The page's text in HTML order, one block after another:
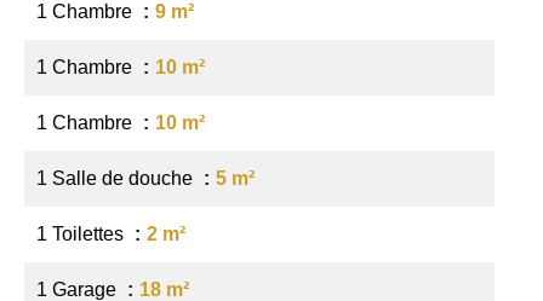
1 Chambre 9 m²
1 Chambre 10 m²
1 Chambre 10 m²
1 Salle de douche 5 m²
1 Toilettes 2 m²
1 Garage 18 m²